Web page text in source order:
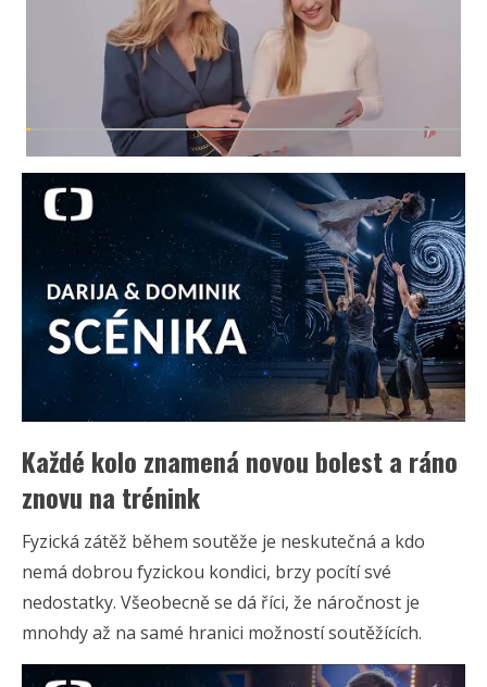
Každé kolo znamená novou bolest a ráno
znovu na trénink
Fyzická zátěž během soutěže je neskutečná a kdo
nemá dobrou fyzickou kondici, brzy pocítí své
nedostatky. Všeobecně se dá říci, že náročnost je
mnohdy až na samé hranici možností soutěžících.